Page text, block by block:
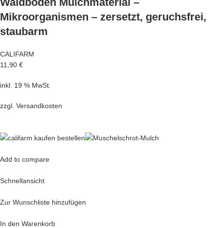
Mikroorganismen – zersetzt, geruchsfrei,
staubarm
CALIFARM
11,90 €
inkl. 19 % MwSt.
zzgl. Versandkosten
Add to compare
Schnellansicht
Zur Wunschliste hinzufügen
In den Warenkorb